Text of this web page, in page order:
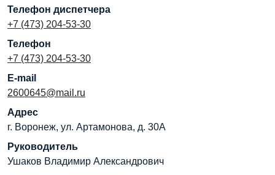
Телефон диспетчера
+7 (473) 204-53-30
Телефон
+7 (473) 204-53-30
E-mail
2600645@mail.ru
Адрес
г. Воронеж, ул. Артамонова, д. 30А
Руководитель
Ушаков Владимир Александрович